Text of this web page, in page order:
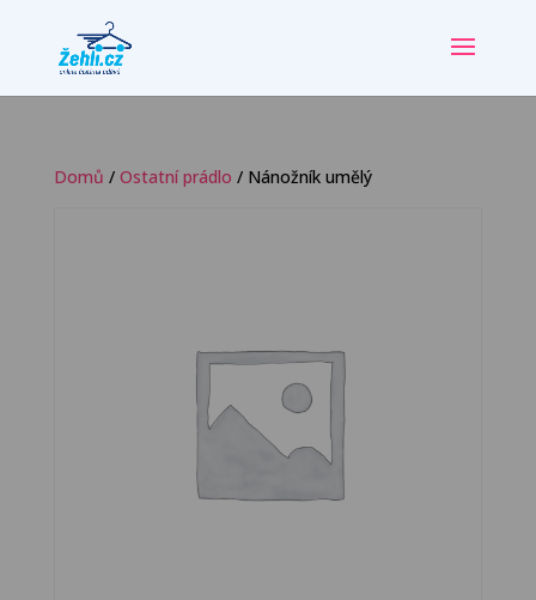
Domů / Ostatní prádlo / Nánožník umělý